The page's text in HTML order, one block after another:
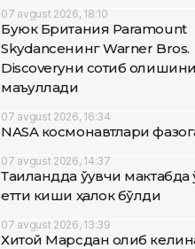
07 avgust 2026, 18:10
Буюк Британия Paramount
Skydanceнинг Warner Bros.
Discoveryни сотиб олишини
маъқуллади
07 avgust 2026, 16:34
NASA космонавтлари
07 avgust 2026, 14:37
Таиландда ўқувчи мактабда
етти киши ҳалок бўлди
07 avgust 2026, 13:39
Хитой Марсдан олиб